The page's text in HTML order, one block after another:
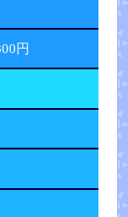
円